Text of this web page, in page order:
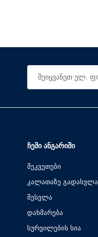
ᲩᲔᲛᲘ ᲐᲜᲒᲐᲠᲘᲨᲘ
შეკვეთები
კალათაზე გადასვლა
შესვლა
დახმარება
სურვილების სია